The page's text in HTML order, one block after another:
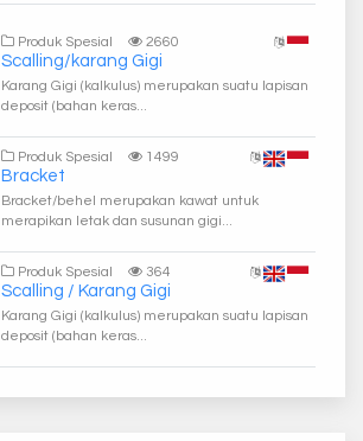
Produk Spesial 2660
Scalling/karang Gigi
Karang Gigi (kalkulus) merupakan suatu lapisan
deposit (bahan keras...
Produk Spesial 1499
Bracket
Bracket/behel merupakan kawat untuk
merapikan letak dan susunan gigi...
Produk Spesial 364
Scalling / Karang Gigi
Karang Gigi (kalkulus) merupakan suatu lapisan
deposit (bahan keras...